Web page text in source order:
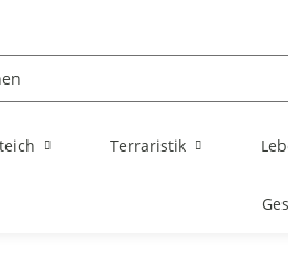
Terraristik